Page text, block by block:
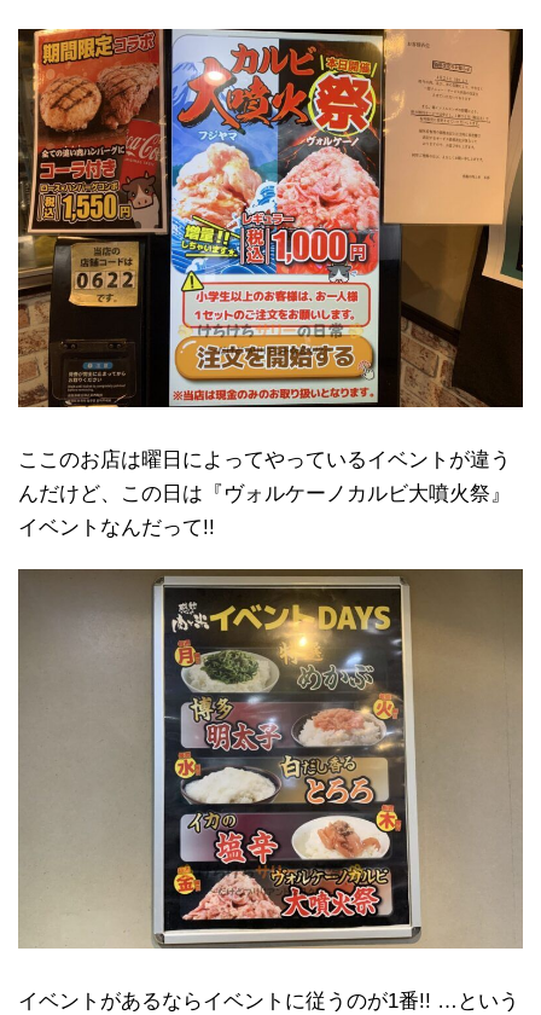
ここのお店は曜日によってやっているイベントが違う
んだけど、この日は『ヴォルケーノカルビ大噴火祭』
イベントなんだって!!
イベントがあるならイベントに従うのが1番!! …という